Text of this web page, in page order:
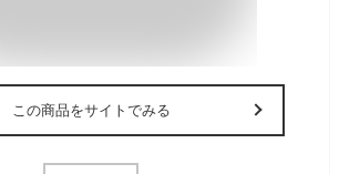
この商品をサイトでみる